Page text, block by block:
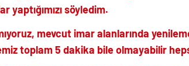
yaptığımızı söyledim.
mevcut imar alanlarında
toplam 5 dakika bile olmayabilir